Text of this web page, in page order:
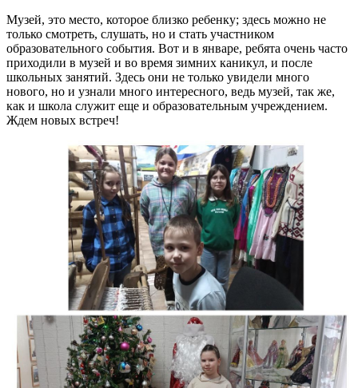
Музей, это место, которое близко ребенку; здесь можно не
только смотреть, слушать, но и стать участником
образовательного события. Вот и в январе, ребята очень часто
приходили в музей и во время зимних каникул, и после
школьных занятий. Здесь они не только увидели много
нового, но и узнали много интересного, ведь музей, так же,
как и школа служит еще и образовательным учреждением.
Ждем новых встреч!